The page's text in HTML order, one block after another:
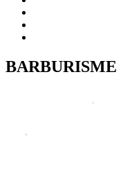
BARBURISME